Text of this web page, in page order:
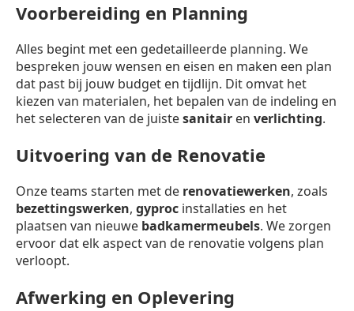
Voorbereiding en Planning
Alles begint met een gedetailleerde planning. We
bespreken jouw wensen en eisen en maken een plan
dat past bij jouw budget en tijdlijn. Dit omvat het
kiezen van materialen, het bepalen van de indeling en
het selecteren van de juistesanitair en verlichting.
Uitvoering van de Renovatie
Onze teams starten met de renovatiewerken, zoals
bezettingswerken, gyproc installaties en het
plaatsen van nieuwe badkamermeubels. We zorgen
ervoor dat elk aspect van de renovatie volgens plan
verloopt.
Afwerking en Oplevering